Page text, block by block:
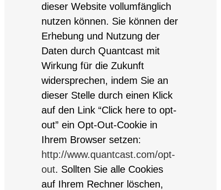
dieser Website vollumfänglich
nutzen können. Sie können der
Erhebung und Nutzung der
Daten durch Quantcast mit
Wirkung für die Zukunft
widersprechen, indem Sie an
dieser Stelle durch einen Klick
auf den Link “Click here to opt-
out” ein Opt-Out-Cookie in
Ihrem Browser setzen:
http://www.quantcast.com/opt-
out. Sollten Sie alle Cookies
auf Ihrem Rechner löschen,